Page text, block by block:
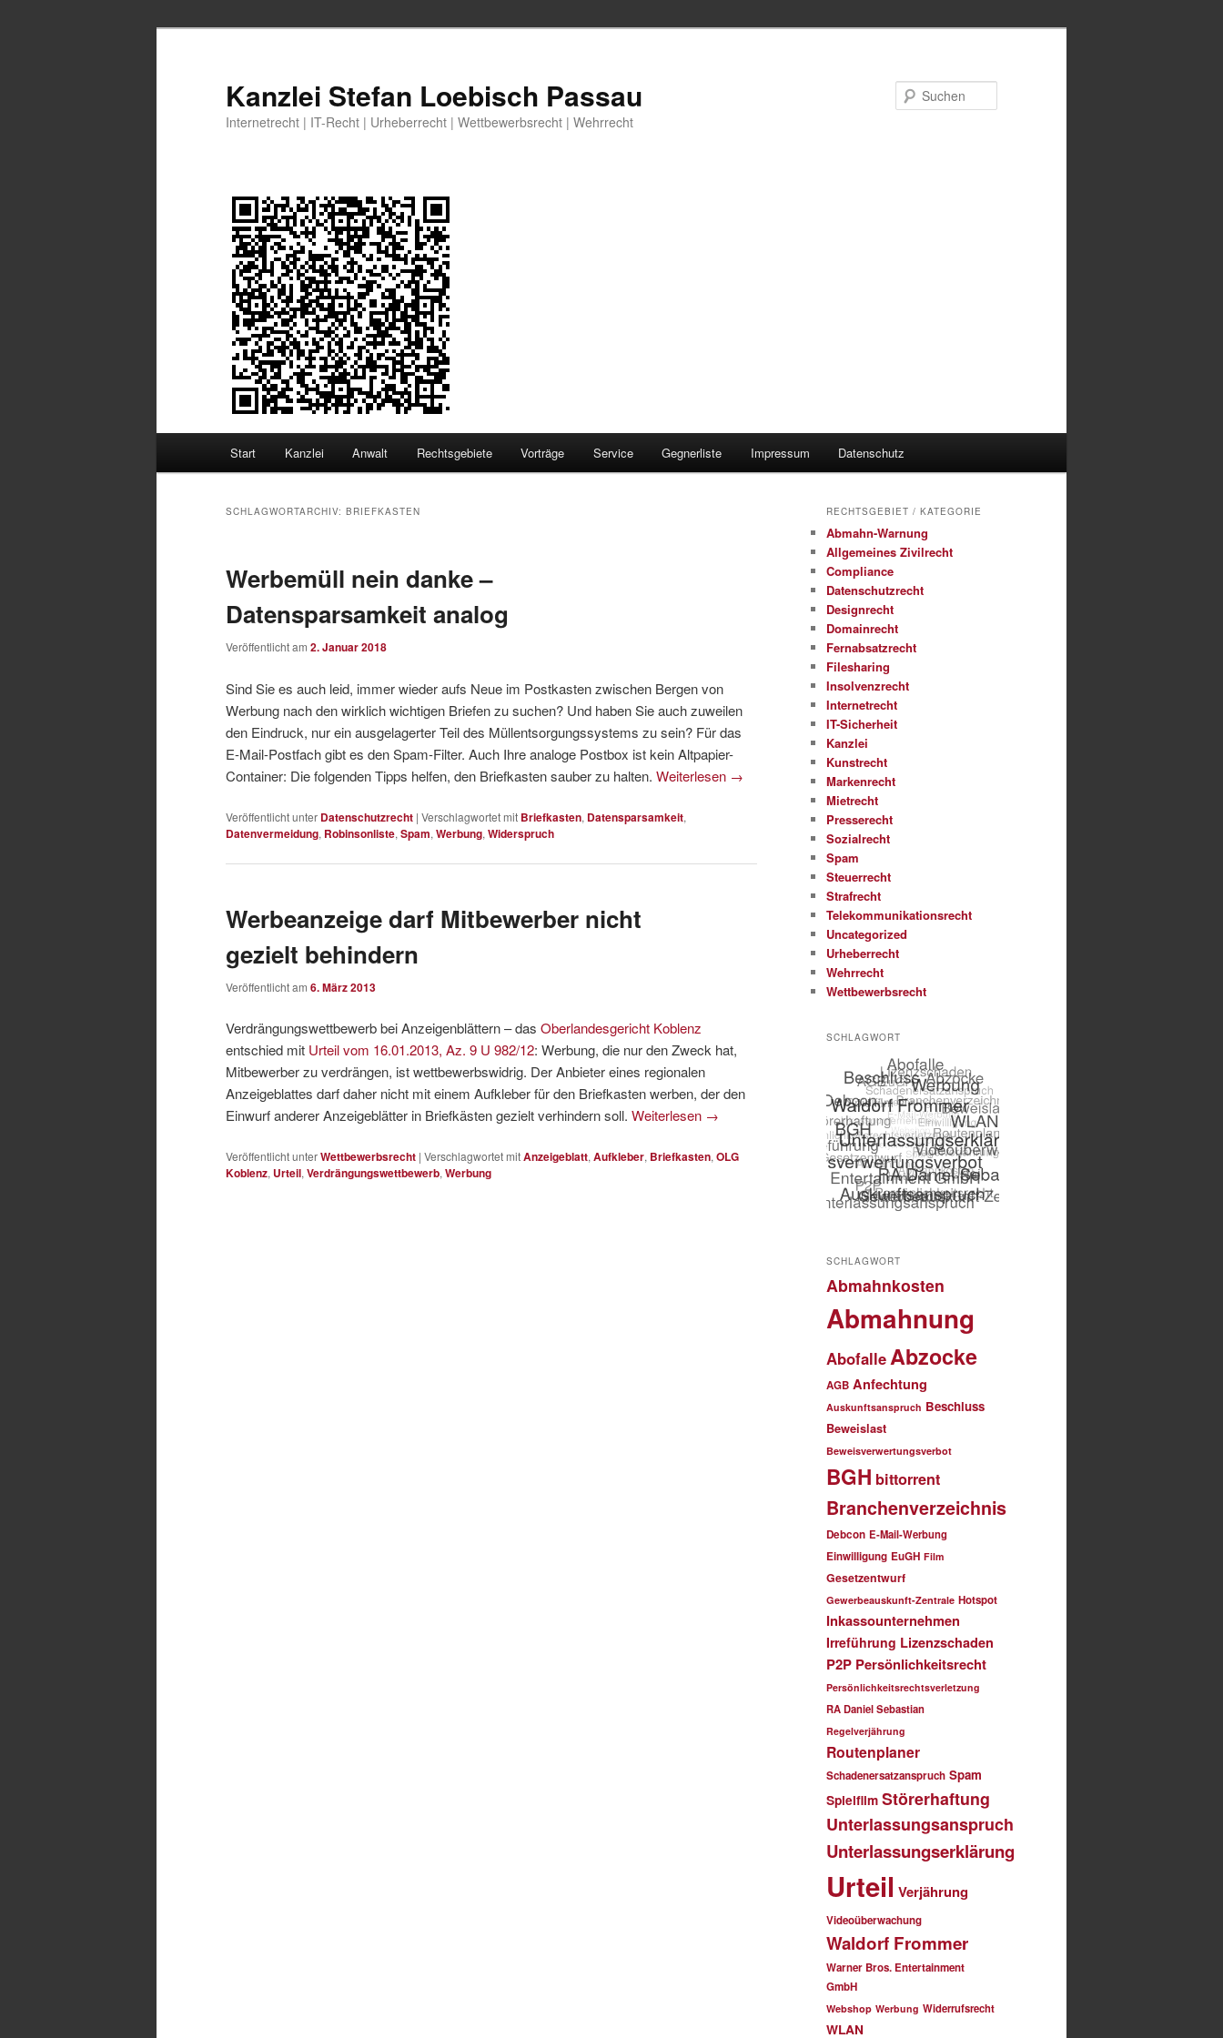
Kanzlei Stefan Loebisch Passau
Internetrecht | IT-Recht | Urheberrecht | Wettbewerbsrecht | Wehrrecht
Start Kanzlei Anwalt Rechtsgebiete Vorträge Service Gegnerliste Impressum Datenschutz
SCHLAGWORTARCHIV: BRIEFKASTEN
Werbemüll nein danke –
Datensparsamkeit analog
Veröffentlicht am 2. Januar 2018
Sind Sie es auch leid, immer wieder aufs Neue im Postkasten zwischen Bergen von
Werbung nach den wirklich wichtigen Briefen zu suchen? Und haben Sie auch zuweilen
den Eindruck, nur ein ausgelagerter Teil des Müllentsorgungssystems zu sein? Für das
E-Mail-Postfach gibt es den Spam-Filter. Auch Ihre analoge Postbox ist kein Altpapier-
Container: Die folgenden Tipps helfen, den Briefkasten sauber zu halten. Weiterlesen →
Veröffentlicht unter Datenschutzrecht | Verschlagwortet mit Briefkasten, Datensparsamkeit,
Datenvermeidung, Robinsonliste, Spam, Werbung, Widerspruch
Werbeanzeige darf Mitbewerber nicht
gezielt behindern
Veröffentlicht am 6. März 2013
Verdrängungswettbewerb bei Anzeigenblättern – das Oberlandesgericht Koblenz
entschied mit Urteil vom 16.01.2013, Az. 9 U 982/12: Werbung, die nur den Zweck hat,
Mitbewerber zu verdrängen, ist wettbewerbswidrig. Der Anbieter eines regionalen
Anzeigeblattes darf daher nicht mit einem Aufkleber für den Briefkasten werben, der den
Einwurf anderer Anzeigeblätter in Briefkästen gezielt verhindern soll. Weiterlesen →
Veröffentlicht unterWettbewerbsrecht | Verschlagwortet mitAnzeigeblatt, Aufkleber, Briefkasten, OLG
Koblenz, Urteil, Verdrängungswettbewerb, Werbung
RECHTSGEBIET / KATEGORIE
Abmahn-Warnung
Allgemeines Zivilrecht
Compliance
Datenschutzrecht
Designrecht
Domainrecht
Fernabsatzrecht
Filesharing
Insolvenzrecht
Internetrecht
IT-Sicherheit
Kanzlei
Kunstrecht
Markenrecht
Mietrecht
Presserecht
Sozialrecht
Spam
Steuerrecht
Strafrecht
Telekommunikationsrecht
Uncategorized
Urheberrecht
Wehrrecht
Wettbewerbsrecht
SCHLAGWORT
SCHLAGWORT
Abmahnkosten
Abmahnung
AbofalleAbzocke
AGB Anfechtung
Auskunftsanspruch Beschluss
Beweislast
Beweisverwertungsverbot
BGH bittorrent
Branchenverzeichnis
Debcon E-Mail-Werbung
Einwilligung EuGH Film
Gesetzentwurf
Gewerbeauskunft-Zentrale Hotspot
Inkassounternehmen
Irreführung Lizenzschaden
P2P Persönlichkeitsrecht
Persönlichkeitsrechtsverletzung
RA Daniel Sebastian
Regelverjährung
Routenplaner
Schadenersatzanspruch Spam
Spielfilm Störerhaftung
Unterlassungsanspruch
Unterlassungserklärung
Urteil Verjährung
Videoüberwachung
Waldorf Frommer
Warner Bros. Entertainment
GmbH
Webshop Werbung Widerrufsrecht
WLAN